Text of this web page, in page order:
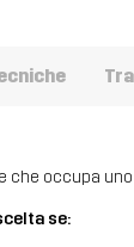
che occupa
se: